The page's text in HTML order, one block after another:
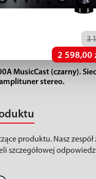
3
2 598,00
MusicCast (czarny).
stereo.
produktu. Nasz zespół
szczegółowej